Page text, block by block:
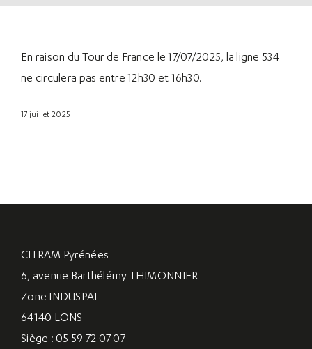
En raison du Tour de France le 17/07/2025, la ligne 534
ne circulera pas entre 12h30 et 16h30.
17 juillet 2025
CITRAM Pyrénées
6, avenue Barthélémy THIMONNIER
Zone INDUSPAL
64140 LONS
Siège : 05 59 72 07 07